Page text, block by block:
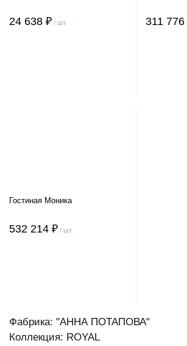
24 638 ₽ / шт 311 776
Гостиная Моника
532 214 ₽ / шт
Фабрика: "АННА ПОТАПОВА"
Коллекция: ROYAL